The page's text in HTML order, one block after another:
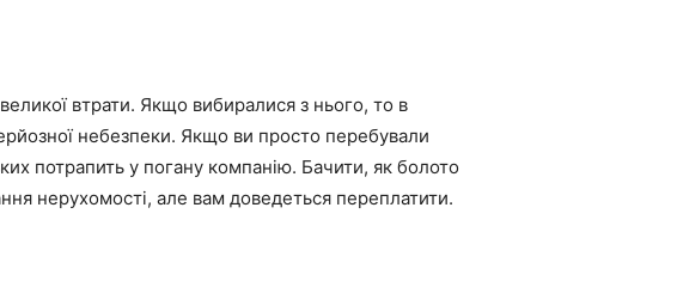
втрати. Якщо вибиралися з нього, то в
небезпеки. Якщо ви просто перебували
потрапить у погану компанію. Бачити, як болото
нерухомості, але вам доведеться переплатити.